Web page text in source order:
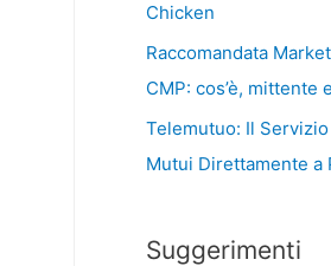
Chicken
Raccomandata
CMP: cos’è, mittente
Telemutuo: Il
Mutui Direttamente a
Suggerimenti